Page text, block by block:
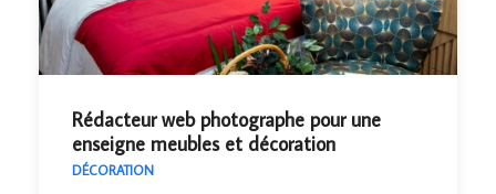
Rédacteur web photographe pour une
enseigne meubles et décoration
DÉCORATION